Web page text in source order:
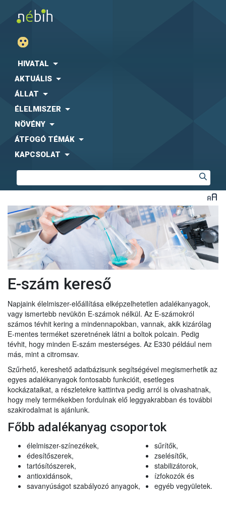
HIVATAL
AKTUÁLIS
ÁLLAT
ÉLELMISZER
NÖVÉNY
ÁTFOGÓ TÉMÁK
KAPCSOLAT
E-szám kereső
Napjaink élelmiszer-előállítása elképzelhetetlen adalékanyagok,
vagy ismertebb nevükön E-számok nélkül. Az E-számokról
számos tévhit kering a mindennapokban, vannak, akik kizárólag
E-mentes terméket szeretnének látni a boltok polcain. Pedig
tévhit, hogy minden E-szám mesterséges. Az E330 például nem
más, mint a citromsav.
Szűrhető, kereshető adatbázisunk segítségével megismerhetik az
egyes adalékanyagok fontosabb funkcióit, esetleges
kockázataikat, a részletekre kattintva pedig arról is olvashatnak,
hogy mely termékekben fordulnak elő leggyakrabban és további
szakirodalmat is ajánlunk.
Főbb adalékanyag csoportok
élelmiszer-színezékek,
édesítőszerek,
tartósítószerek,
antioxidánsok,
savanyúságot szabályozó anyagok,
sűrítők,
zselésítők,
stabilizátorok,
ízfokozók és
egyéb vegyületek.